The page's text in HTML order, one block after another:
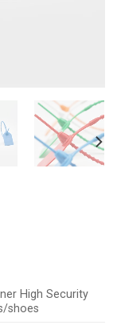
High Security
shoes